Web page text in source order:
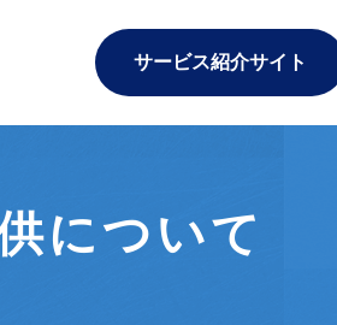
サービス紹介サイト
について